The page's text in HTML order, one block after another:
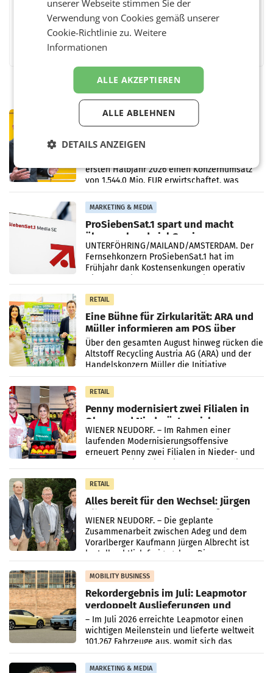
FacebookTwitterMessengerWhatsAppLinkedInXING
PRIMENEWS
ersten Halbjahr trotz schwachem
ersten Halbjahr 2026 einen Konzernumsatz
von 1.544,0 Mio. EUR erwirtschaftet, was
einem Plus von 3,8 Prozent gegenüber dem
Vergleichszeitraum
MARKETING & MEDIA
ProSiebenSat.1 spart und macht
überraschend viel Gewinn
UNTERFÖHRING/MAILAND/AMSTERDAM. Der
Fernsehkonzern ProSiebenSat.1 hat im
Frühjahr dank Kostensenkungen operativ
RETAIL
Eine Bühne für Zirkularität: ARA und
Müller informieren am POS über
Kreislauffähigkeit
Über den gesamten August hinweg rücken die
Altstoff Recycling Austria AG (ARA) und der
Handelskonzern Müller die Initiative
„Kreislauf-Helden“ in allen österreichischen
Müller-Filialen
RETAIL
Penny modernisiert zwei Filialen in
Ober- und Niederösterreich
WIENER NEUDORF. – Im Rahmen einer
laufenden Modernisierungsoffensive
erneuert Penny zwei Filialen in Nieder- und
RETAIL
Alles bereit für den Wechsel: Jürgen
Albrecht setzt ab 1.1.2027 auf Adeg
WIENER NEUDORF. – Die geplante
Zusammenarbeit zwischen Adeg und dem
Vorarlberger Kaufmann Jürgen Albrecht ist
kartellrechtlich freigegeben: Die
Bundeswettbewerbsbehörde und der
Bundeskartellanwalt
MOBILITY BUSINESS
Rekordergebnis im Juli: Leapmotor
verdoppelt Auslieferungen und
überschreitet die 100.000er-Marke
– Im Juli 2026 erreichte Leapmotor einen
wichtigen Meilenstein und lieferte weltweit
101.267 Fahrzeuge aus, womit sich das
Ergebnis gegenüber Juli 2025 mehr als
verdoppelte (+102
MARKETING & MEDIA
unserer Webseite stimmen Sie der
Verwendung von Cookies gemäß unserer
Cookie-Richtlinie zu.Weitere
Informationen
ALLE AKZEPTIEREN
ALLE ABLEHNEN
DETAILS ANZEIGEN